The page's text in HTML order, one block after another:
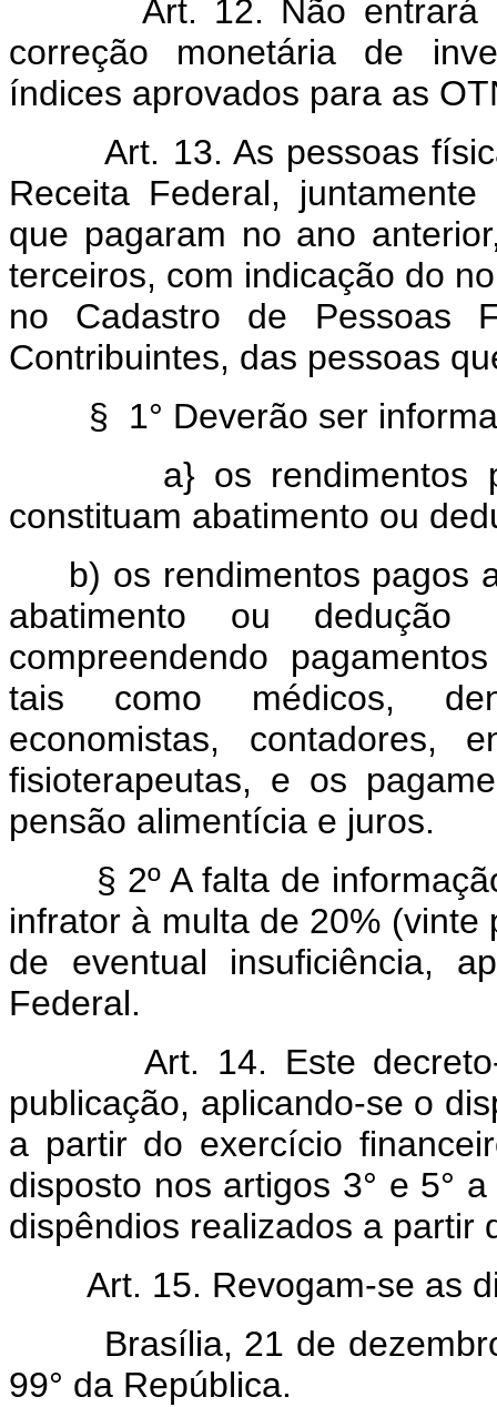
Art. 12. Não entrará
correção monetária de
índices aprovados para as
Art. 13. As pessoas
Receita Federal,
que pagaram no ano
terceiros, com indicação do
no Cadastro de Pessoas
Contribuintes, das pessoas
§ 1° Deverão ser
a} os rendimentos
constituam abatimento ou
b) os rendimentos pagos
abatimento ou dedução
compreendendo
tais como médicos,
economistas, contadores,
fisioterapeutas, e os
pensão alimentícia e juros.
§ 2º A falta de
infrator à multa de 20%
de eventual insuficiência,
Federal.
Art. 14. Este
publicação, aplicando-se o
a partir do exercício
disposto nos artigos 3° e 5°
dispêndios realizados a partir
Art. 15. Revogam-se as
Brasília, 21 de
99° da República.